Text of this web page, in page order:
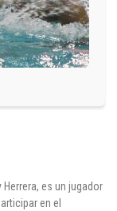
Herrera, es un jugador
en el